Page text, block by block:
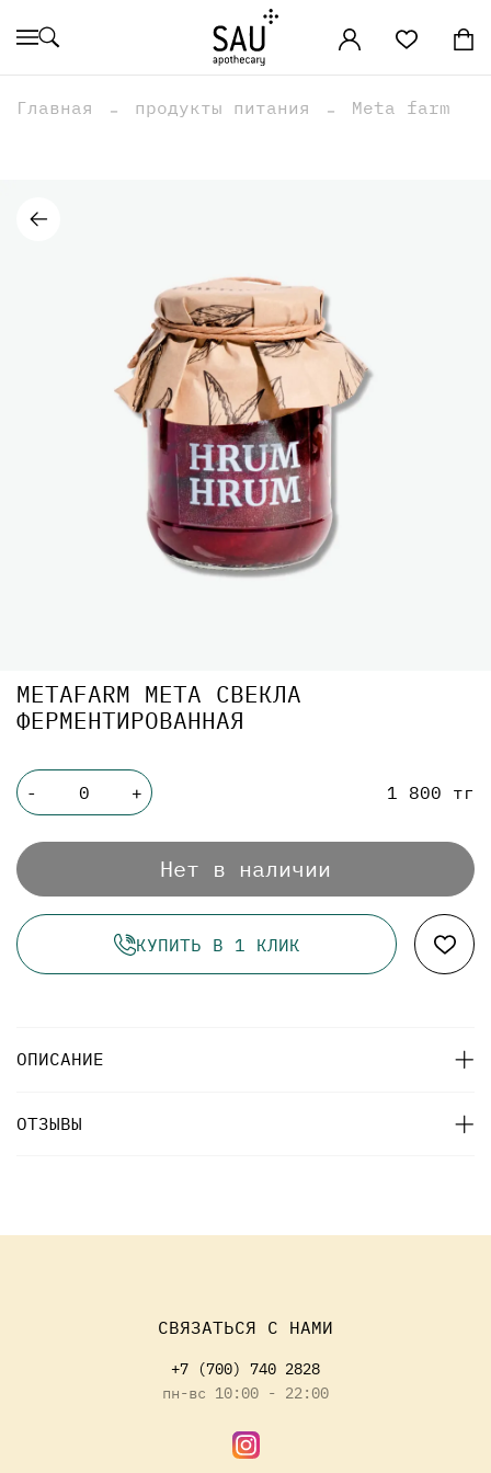
Главная продукты питания Meta farm
METAFARM МЕТА СВЕКЛА
ФЕРМЕНТИРОВАННАЯ
- + 1 800 тг
Нет в наличии
КУПИТЬ В 1 КЛИК
ОПИСАНИЕ
ОТЗЫВЫ
СВЯЗАТЬСЯ С НАМИ
+7 (700) 740 2828
пн-вс 10:00 - 22:00